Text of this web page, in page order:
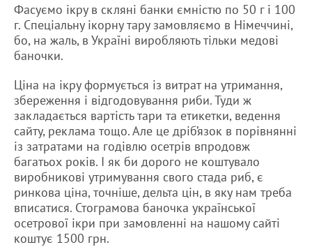
Фасуємо ікру в скляні банки ємністю по 50 г і 100
г. Спеціальну ікорну тару замовляємо в Німеччині,
бо, на жаль, в Україні виробляють тільки медові
баночки.
Ціна на ікру формується із витрат на утримання,
збереження і відгодовування риби. Туди ж
закладається вартість тари та етикетки, ведення
сайту, реклама тощо. Але це дріб’язок в порівнянні
із затратами на годівлю осетрів впродовж
багатьох років. І як би дорого не коштувало
виробникові утримування свого стада риб, є
ринкова ціна, точніше, дельта цін, в яку нам треба
вписатися. Стограмова баночка української
осетрової ікри при замовленні на нашому сайті
коштує 1500 грн.